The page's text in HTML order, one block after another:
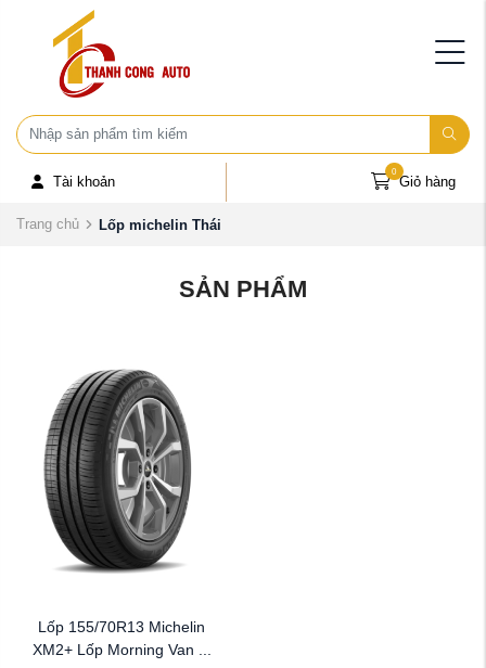
Tài khoản Giỏ hàng
0
Trang chủ Lốp michelin Thái
SẢN PHẨM
Lốp 155/70R13 Michelin
XM2+ Lốp Morning Van ...